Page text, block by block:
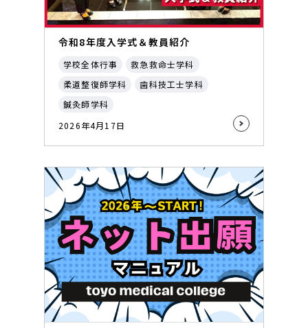
令和8年度入学式＆教員紹介
学校全体行事
救急救命士学科
柔道整復師学科
歯科技工士学科
鍼灸師学科
2026年4月17日